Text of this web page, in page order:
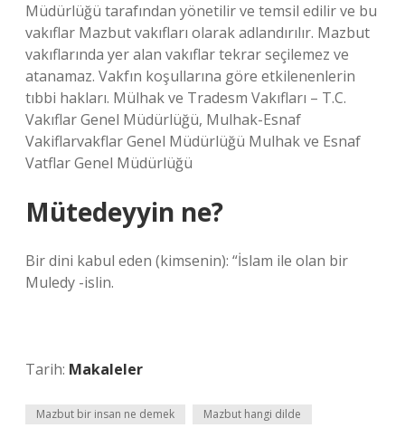
Müdürlüğü tarafından yönetilir ve temsil edilir ve bu
vakıflar Mazbut vakıfları olarak adlandırılır. Mazbut
vakıflarında yer alan vakıflar tekrar seçilemez ve
atanamaz. Vakfın koşullarına göre etkilenenlerin
tıbbi hakları. Mülhak ve Tradesm Vakıfları – T.C.
Vakıflar Genel Müdürlüğü, Mulhak-Esnaf
Vakiflarvakflar Genel Müdürlüğü Mulhak ve Esnaf
Vatflar Genel Müdürlüğü
Mütedeyyin ne?
Bir dini kabul eden (kimsenin): “İslam ile olan bir
Muledy -islin.
Tarih: Makaleler
Mazbut bir insan ne demek Mazbut hangi dilde